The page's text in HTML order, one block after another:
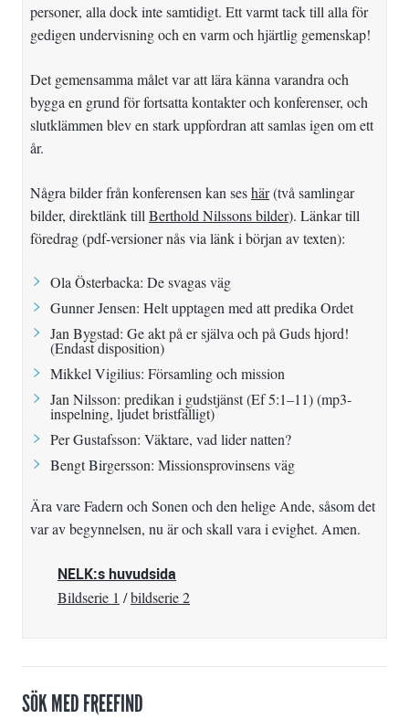
personer, alla dock inte samtidigt. Ett varmt tack till alla för
gedigen undervisning och en varm och hjärtlig gemenskap!
Det gemensamma målet var att lära känna varandra och
bygga en grund för fortsatta kontakter och konferenser, och
slutklämmen blev en stark uppfordran att samlas igen om ett
år.
Några bilder från konferensen kan seshär(två samlingar
bilder, direktlänk till Berthold Nilssons bilder). Länkar till
föredrag (pdf-versioner nås via länk i början av texten):
Ola Österbacka: De svagas väg
Gunner Jensen: Helt upptagen med att predika Ordet
Jan Bygstad: Ge akt på er själva och på Guds hjord!
(Endast disposition)
Mikkel Vigilius: Församling och mission
Jan Nilsson: predikan i gudstjänst(Ef 5:1–11) (mp3-
inspelning, ljudet bristfälligt)
Per Gustafsson: Väktare, vad lider natten?
Bengt Birgersson: Missionsprovinsens väg
Ära vare Fadern och Sonen och den helige Ande, såsom det
var av begynnelsen, nu är och skall vara i evighet. Amen.
NELK:s huvudsida
Bildserie 1 /bildserie 2
SÖK MED FREEFIND